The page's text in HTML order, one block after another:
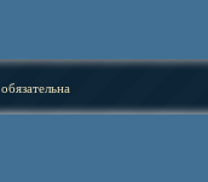
обязательна